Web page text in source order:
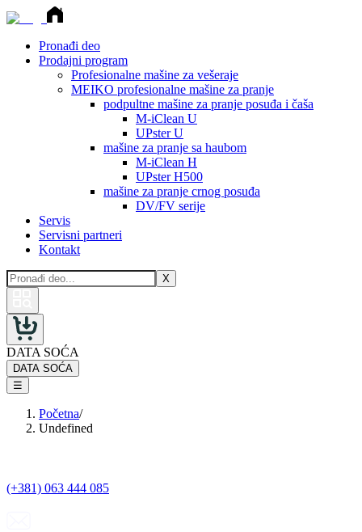
Pronađi deo
Prodajni program
Profesionalne mašine za vešeraje
MEIKO profesionalne mašine za pranje
podpultne mašine za pranje posuđa i čaša
M-iClean U
UPster U
mašine za pranje sa haubom
M-iClean H
UPster H500
mašine za pranje crnog posuđa
DV/FV serije
Servis
Servisni partneri
Kontakt
X
DATA SOĆA
DATA SOĆA
☰
Početna/
Undefined
(+381) 063 444 085